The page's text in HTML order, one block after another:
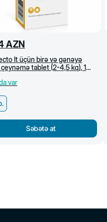
AZN
İt üçün birə və gənəyə
çeynəmə tablet (2-4,5 kq), 1
var
Səbətə at